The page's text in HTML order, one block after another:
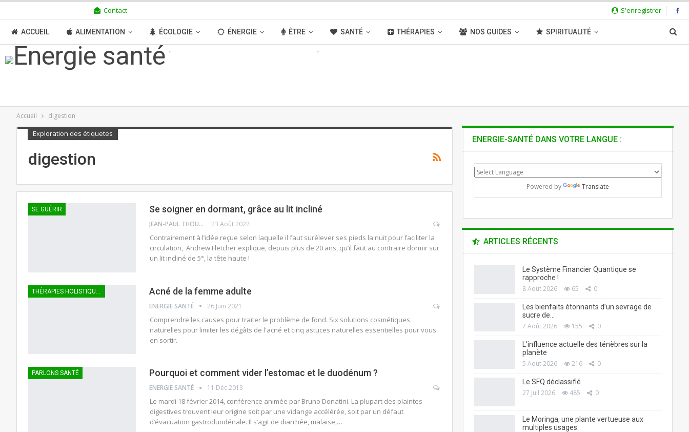
S'enregistrer
Contact
ACCUEIL ALIMENTATION ÉCOLOGIE ÉNERGIE ÊTRE SANTÉ THÉRAPIES NOS GUIDES SPIRITUALITÉ
TRANSITION BOUTIQUE MÉDIAS
Accueil digestion
Exploration des étiquetes
digestion
SE GUÉRIR Se soigner en dormant, grâce au lit incliné
JEAN-PAUL THOUNY 23 Août 2022
Contrairement à l’idée reçue selon laquelle il faut surélever ses pieds la nuit pour faciliter la
circulation, Andrew Fletcher explique, depuis plus de 20 ans, qu’il faut au contraire dormir sur
un lit incliné de 5°, la tête haute !
Acné de la femme adulte
ENERGIE SANTÉ 26 Juin 2021
Comprendre les causes pour traiter le problème de fond. Six solutions cosmétiques
naturelles pour limiter les dégâts de l'acné et cinq astuces naturelles essentielles pour vous
en sortir.
PARLONS SANTÉ Pourquoi et comment vider l’estomac et le duodénum ?
ENERGIE SANTÉ 11 Déc 2013
Le mardi 18 février 2014, conférence animée par Bruno Donatini. La plupart des plaintes
digestives trouvent leur origine soit par une vidange accélérée, soit par un défaut
d’évacuation gastroduodénale. Il s‘agit de diarrhée, malaise,…
ENERGIE-SANTÉ DANS VOTRE LANGUE :
Powered by Translate
ARTICLES RÉCENTS
Le Système Financier Quantique se
rapproche !
8 Août 2026 65 0
Les bienfaits étonnants d’un sevrage de
sucre de…
7 Août 2026 155 0
L’influence actuelle des ténèbres sur la
planète
5 Août 2026 216 0
Le SFQ déclassifié
27 Juil 2026 485 0
Le Moringa, une plante vertueuse aux
multiples usages